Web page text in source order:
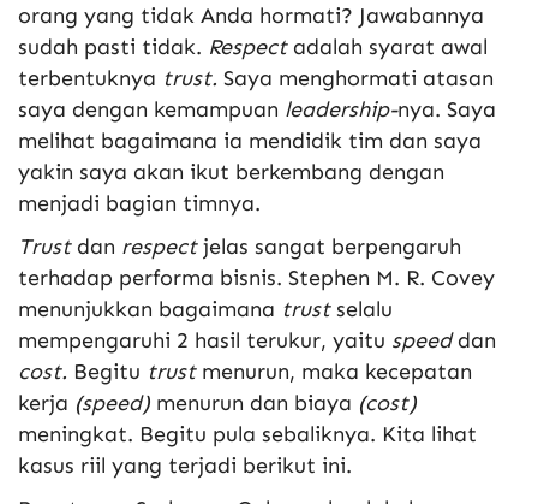
orang yang tidak Anda hormati? Jawabannya
sudah pasti tidak. Respect adalah syarat awal
terbentuknya trust. Saya menghormati atasan
saya dengan kemampuan leadership-nya. Saya
melihat bagaimana ia mendidik tim dan saya
yakin saya akan ikut berkembang dengan
menjadi bagian timnya.
Trust dan respectjelas sangat berpengaruh
terhadap performa bisnis. Stephen M. R. Covey
menunjukkan bagaimana trustselalu
mempengaruhi 2 hasil terukur, yaitu speeddan
cost. Begitu trust menurun, maka kecepatan
kerja (speed) menurun dan biaya (cost)
meningkat. Begitu pula sebaliknya. Kita lihat
kasus riil yang terjadi berikut ini.